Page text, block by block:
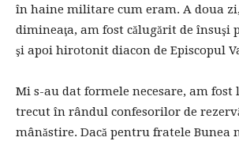
în haine militare cum eram. A doua
dimineaţa, am fost călugărit de însuşi
şi apoi hirotonit diacon de Episcopul
Mi s-au dat formele necesare, am fost
trecut în rândul confesorilor de
mânăstire. Dacă pentru fratele Bunea